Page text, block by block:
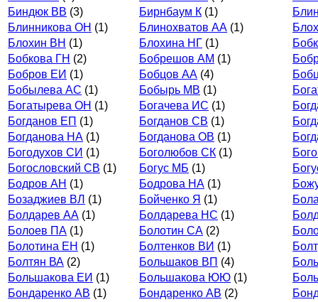
Биндюк ВВ (3) Бирнбаум К (1)
Блинникова ОН (1) Блинохватов АА (1)
Блохин ВН (1) Блохина НГ (1)
Бобкова ГН (2) Бобрешов АМ (1)
Бобров ЕИ (1) Бобцов АА (4)
Бобылева АС (1) Бобырь МВ (1)
Богатырева ОН (1) Богачева ИС (1)
Богданов ЕП (1) Богданов СВ (1)
Богданова НА (1) Богданова ОВ (1)
Богодухов СИ (1) Боголюбов СК (1)
Богословский СВ (1) Богус МБ (1)
Бодров АН (1) Бодрова НА (1)
Бозаджиев ВЛ (1) Бойченко Я (1)
Болдарев АА (1) Болдарева НС (1)
Болоев ПА (1) Болотин СА (2)
Болотина ЕН (1) Болтенков ВИ (1)
Болтян ВА (2) Большаков ВП (4)
Большакова ЕИ (1) Большакова ЮЮ (1)
Бондаренко АВ (1) Бондаренко АВ (2)